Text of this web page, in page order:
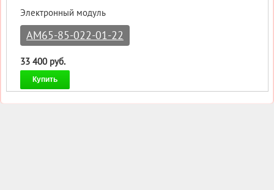
Электронный модуль
AM65-85-022-01-22
33 400 руб.
Купить